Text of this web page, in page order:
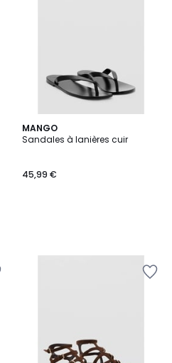
MANGO
Sandales à lanières cuir
45,99 €